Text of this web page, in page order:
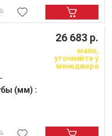
(мм) :
26 683 р.
мало,
уточняйте у
менеджера